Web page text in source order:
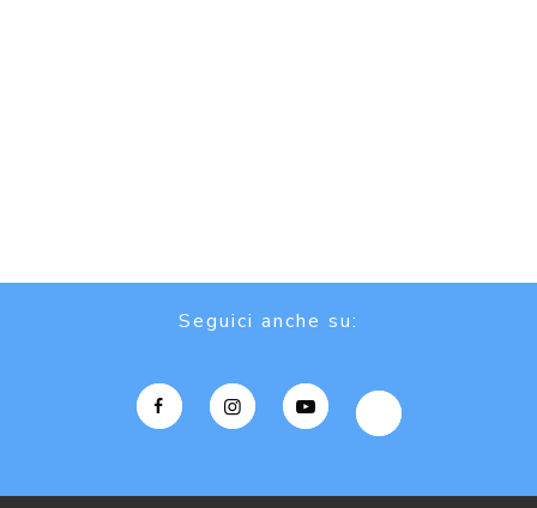
Seguici anche su: